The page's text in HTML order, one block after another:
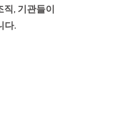
, 기관들이
다.